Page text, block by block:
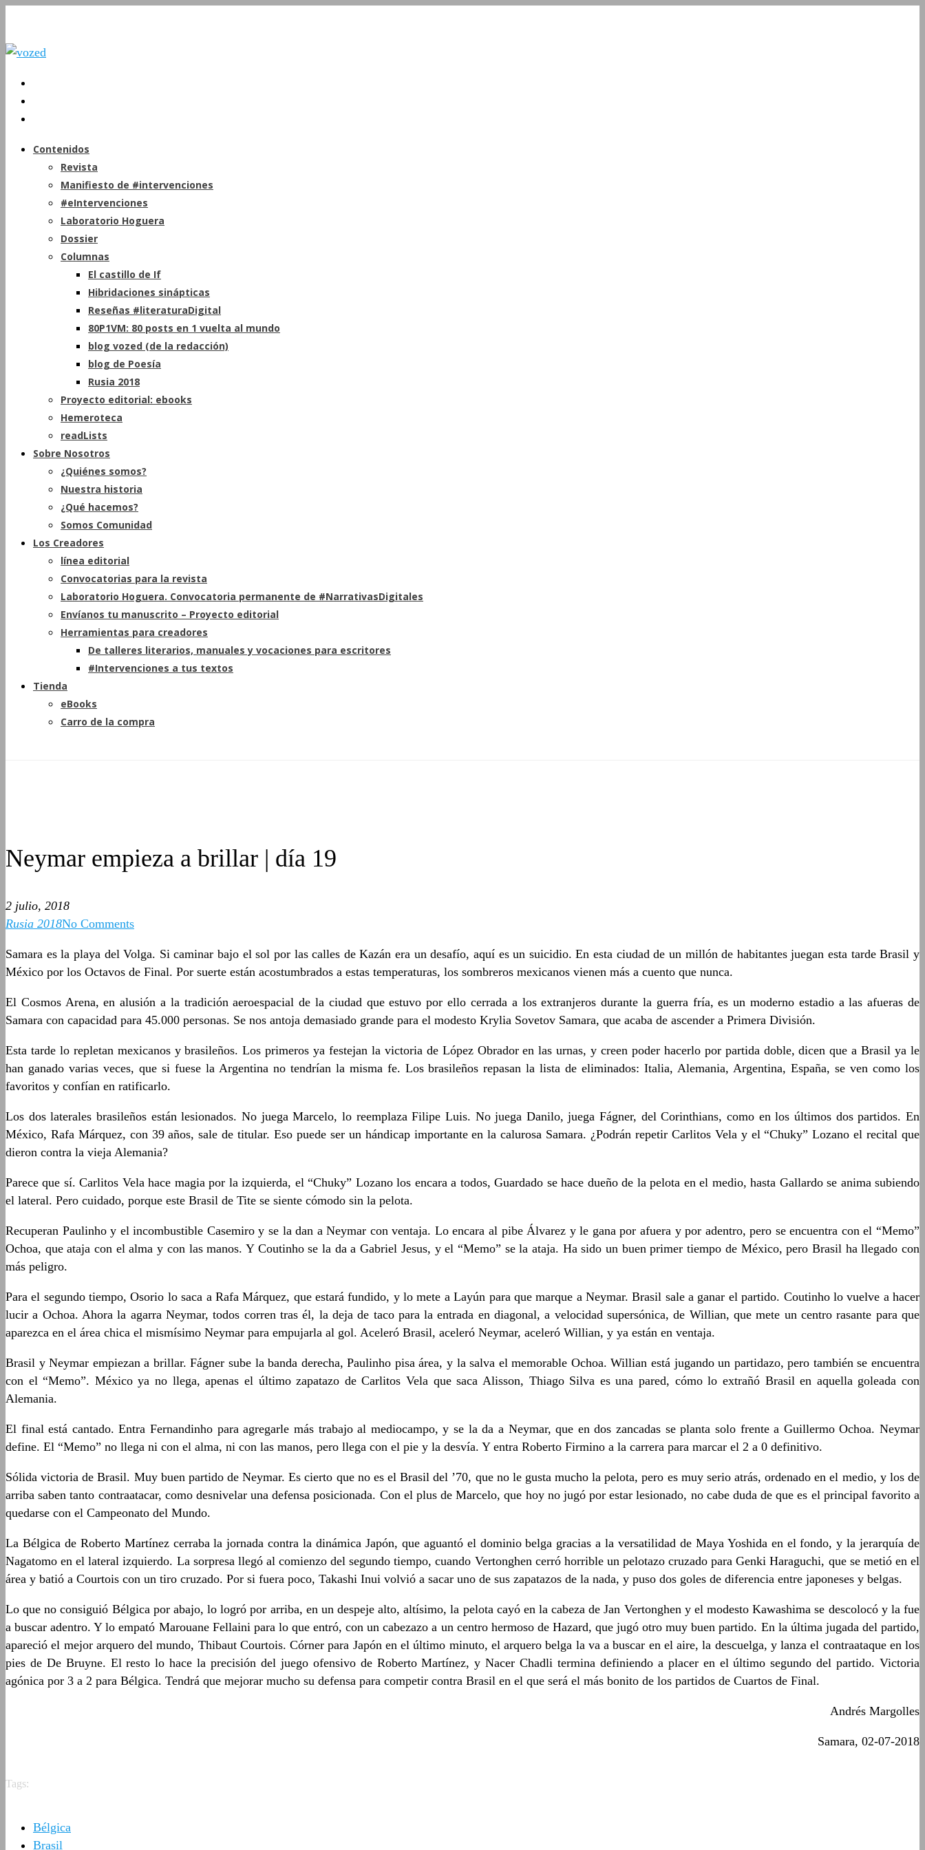
Contenidos
Revista
Manifiesto de #intervenciones
#eIntervenciones
Laboratorio Hoguera
Dossier
Columnas
El castillo de If
Hibridaciones sinápticas
Reseñas #literaturaDigital
80P1VM: 80 posts en 1 vuelta al mundo
blog vozed (de la redacción)
blog de Poesía
Rusia 2018
Proyecto editorial: ebooks
Hemeroteca
readLists
Sobre Nosotros
¿Quiénes somos?
Nuestra historia
¿Qué hacemos?
Somos Comunidad
Los Creadores
línea editorial
Convocatorias para la revista
Laboratorio Hoguera. Convocatoria permanente de #NarrativasDigitales
Envíanos tu manuscrito – Proyecto editorial
Herramientas para creadores
De talleres literarios, manuales y vocaciones para escritores
#Intervenciones a tus textos
Tienda
eBooks
Carro de la compra
Neymar empieza a brillar | día 19
2 julio, 2018
Rusia 2018No Comments
Samara es la playa del Volga. Si caminar bajo el sol por las calles de Kazán era un desafío, aquí es un suicidio. En esta ciudad de un millón de habitantes juegan esta tarde Brasil y
México por los Octavos de Final. Por suerte están acostumbrados a estas temperaturas, los sombreros mexicanos vienen más a cuento que nunca.
El Cosmos Arena, en alusión a la tradición aeroespacial de la ciudad que estuvo por ello cerrada a los extranjeros durante la guerra fría, es un moderno estadio a las afueras de
Samara con capacidad para 45.000 personas. Se nos antoja demasiado grande para el modesto Krylia Sovetov Samara, que acaba de ascender a Primera División.
Esta tarde lo repletan mexicanos y brasileños. Los primeros ya festejan la victoria de López Obrador en las urnas, y creen poder hacerlo por partida doble, dicen que a Brasil ya le
han ganado varias veces, que si fuese la Argentina no tendrían la misma fe. Los brasileños repasan la lista de eliminados: Italia, Alemania, Argentina, España, se ven como los
favoritos y confían en ratificarlo.
Los dos laterales brasileños están lesionados. No juega Marcelo, lo reemplaza Filipe Luis. No juega Danilo, juega Fágner, del Corinthians, como en los últimos dos partidos. En
México, Rafa Márquez, con 39 años, sale de titular. Eso puede ser un hándicap importante en la calurosa Samara. ¿Podrán repetir Carlitos Vela y el “Chuky” Lozano el recital que
dieron contra la vieja Alemania?
Parece que sí. Carlitos Vela hace magia por la izquierda, el “Chuky” Lozano los encara a todos, Guardado se hace dueño de la pelota en el medio, hasta Gallardo se anima subiendo
el lateral. Pero cuidado, porque este Brasil de Tite se siente cómodo sin la pelota.
Recuperan Paulinho y el incombustible Casemiro y se la dan a Neymar con ventaja. Lo encara al pibe Álvarez y le gana por afuera y por adentro, pero se encuentra con el “Memo”
Ochoa, que ataja con el alma y con las manos. Y Coutinho se la da a Gabriel Jesus, y el “Memo” se la ataja. Ha sido un buen primer tiempo de México, pero Brasil ha llegado con
más peligro.
Para el segundo tiempo, Osorio lo saca a Rafa Márquez, que estará fundido, y lo mete a Layún para que marque a Neymar. Brasil sale a ganar el partido. Coutinho lo vuelve a hacer
lucir a Ochoa. Ahora la agarra Neymar, todos corren tras él, la deja de taco para la entrada en diagonal, a velocidad supersónica, de Willian, que mete un centro rasante para que
aparezca en el área chica el mismísimo Neymar para empujarla al gol. Aceleró Brasil, aceleró Neymar, aceleró Willian, y ya están en ventaja.
Brasil y Neymar empiezan a brillar. Fágner sube la banda derecha, Paulinho pisa área, y la salva el memorable Ochoa. Willian está jugando un partidazo, pero también se encuentra
con el “Memo”. México ya no llega, apenas el último zapatazo de Carlitos Vela que saca Alisson, Thiago Silva es una pared, cómo lo extrañó Brasil en aquella goleada con
Alemania.
El final está cantado. Entra Fernandinho para agregarle más trabajo al mediocampo, y se la da a Neymar, que en dos zancadas se planta solo frente a Guillermo Ochoa. Neymar
define. El “Memo” no llega ni con el alma, ni con las manos, pero llega con el pie y la desvía. Y entra Roberto Firmino a la carrera para marcar el 2 a 0 definitivo.
Sólida victoria de Brasil. Muy buen partido de Neymar. Es cierto que no es el Brasil del ’70, que no le gusta mucho la pelota, pero es muy serio atrás, ordenado en el medio, y los de
arriba saben tanto contraatacar, como desnivelar una defensa posicionada. Con el plus de Marcelo, que hoy no jugó por estar lesionado, no cabe duda de que es el principal favorito a
quedarse con el Campeonato del Mundo.
La Bélgica de Roberto Martínez cerraba la jornada contra la dinámica Japón, que aguantó el dominio belga gracias a la versatilidad de Maya Yoshida en el fondo, y la jerarquía de
Nagatomo en el lateral izquierdo. La sorpresa llegó al comienzo del segundo tiempo, cuando Vertonghen cerró horrible un pelotazo cruzado para Genki Haraguchi, que se metió en el
área y batió a Courtois con un tiro cruzado. Por si fuera poco, Takashi Inui volvió a sacar uno de sus zapatazos de la nada, y puso dos goles de diferencia entre japoneses y belgas.
Lo que no consiguió Bélgica por abajo, lo logró por arriba, en un despeje alto, altísimo, la pelota cayó en la cabeza de Jan Vertonghen y el modesto Kawashima se descolocó y la fue
a buscar adentro. Y lo empató Marouane Fellaini para lo que entró, con un cabezazo a un centro hermoso de Hazard, que jugó otro muy buen partido. En la última jugada del partido,
apareció el mejor arquero del mundo, Thibaut Courtois. Córner para Japón en el último minuto, el arquero belga la va a buscar en el aire, la descuelga, y lanza el contraataque en los
pies de De Bruyne. El resto lo hace la precisión del juego ofensivo de Roberto Martínez, y Nacer Chadli termina definiendo a placer en el último segundo del partido. Victoria
agónica por 3 a 2 para Bélgica. Tendrá que mejorar mucho su defensa para competir contra Brasil en el que será el más bonito de los partidos de Cuartos de Final.
Andrés Margolles
Samara, 02-07-2018
Tags:
Bélgica
Brasil